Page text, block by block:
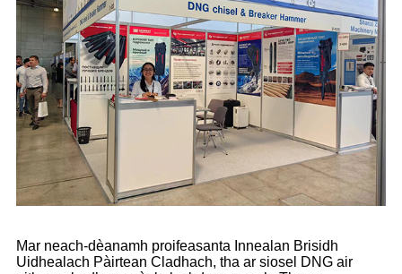
Mar neach-dèanamh proifeasanta Innealan Brisidh
Uidhealach Pàirtean Cladhach, tha ar siosel DNG air